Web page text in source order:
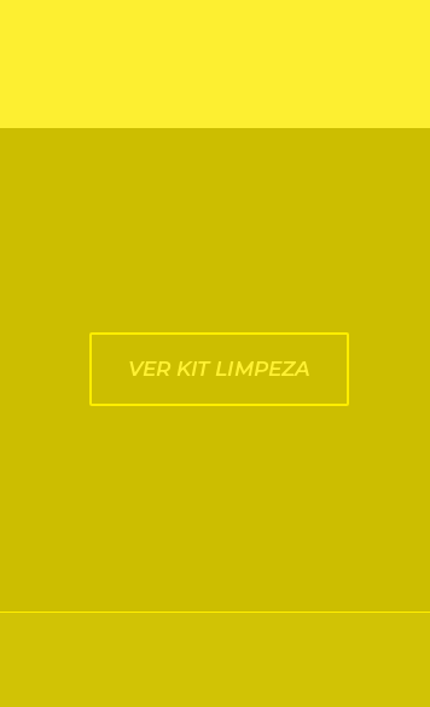
VER KIT LIMPEZA